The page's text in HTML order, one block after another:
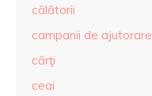
călătorii
campanii de ajutorare
cărţi
ceai